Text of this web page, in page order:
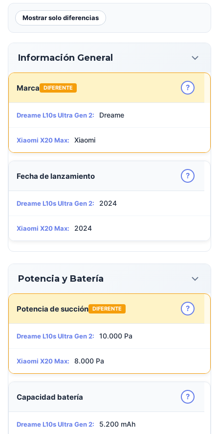
Mostrar solo diferencias
Información General
Marca DIFERENTE ?
Dreame L10s Ultra Gen 2: Dreame
Xiaomi X20 Max: Xiaomi
Fecha de lanzamiento ?
Dreame L10s Ultra Gen 2: 2024
Xiaomi X20 Max: 2024
Potencia y Batería
Potencia de succión DIFERENTE ?
Dreame L10s Ultra Gen 2: 10.000 Pa
Xiaomi X20 Max: 8.000 Pa
Capacidad batería ?
Dreame L10s Ultra Gen 2: 5.200 mAh